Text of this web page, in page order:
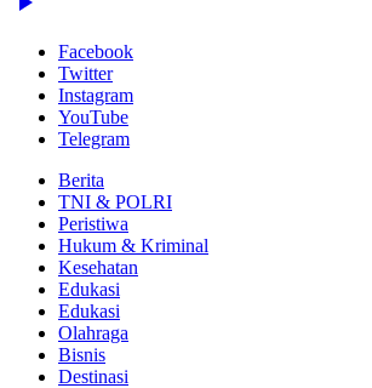
Facebook
Twitter
Instagram
YouTube
Telegram
Berita
TNI & POLRI
Peristiwa
Hukum & Kriminal
Kesehatan
Edukasi
Edukasi
Olahraga
Bisnis
Destinasi